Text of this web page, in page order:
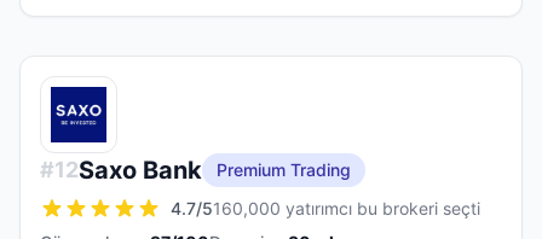
#12Saxo Bank
Premium Trading
4.7/5160,000 yatırımcı bu brokeri seçti